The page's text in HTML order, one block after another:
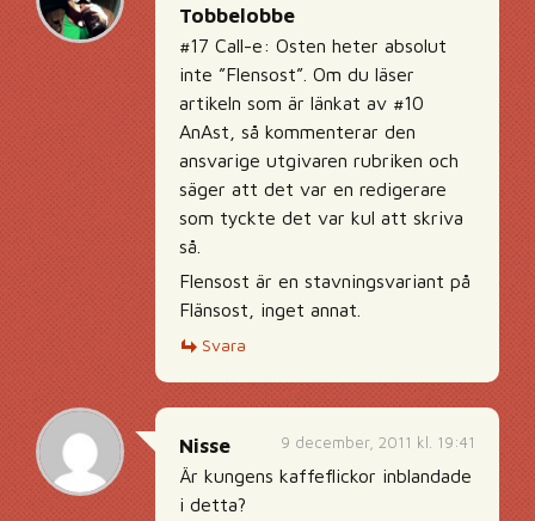
Tobbelobbe
#17 Call-e: Osten heter absolut
inte ”Flensost”. Om du läser
artikeln som är länkat av #10
AnAst, så kommenterar den
ansvarige utgivaren rubriken och
säger att det var en redigerare
som tyckte det var kul att skriva
så.
Flensost är en stavningsvariant på
Flänsost, inget annat.
Svara
9 december, 2011 kl. 19:41
Nisse
Är kungens kaffeflickor inblandade
i detta?